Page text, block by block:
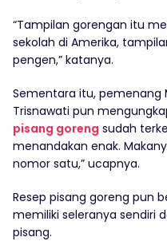
“Tampilan gorengan itu
sekolah di Amerika,
pengen,” katanya.
Sementara itu, pemenang
Trisnawati pun
pisang goreng sudah
menandakan enak.
nomor satu,” ucapnya.
Resep pisang goreng pun
memiliki seleranya sendiri
pisang.